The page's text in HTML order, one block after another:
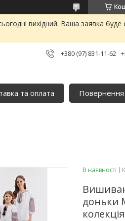
вихідний. Ваша заявка
+380 (97) 831-11-62
та оплата
Повернення
В наявності
доньки